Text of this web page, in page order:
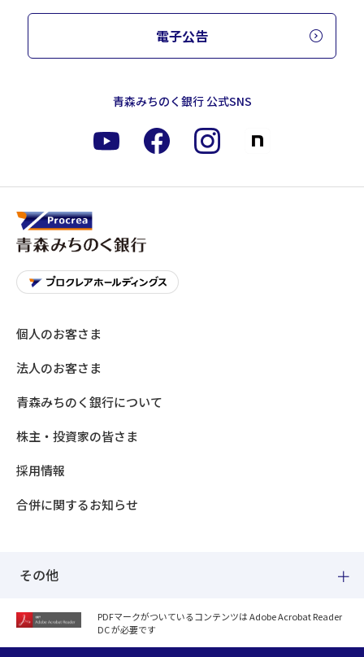
電子公告
青森みちのく銀行 公式SNS
個人のお客さま
法人のお客さま
青森みちのく銀行について
株主・投資家の皆さま
採用情報
合併に関するお知らせ
その他
紛失した場合
PDFマークがついているコンテンツは Adobe Acrobat Reader
DC が必要です